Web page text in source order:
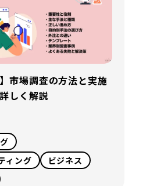
市場調査の方法と実施
しく解説
ィング
ビジネス